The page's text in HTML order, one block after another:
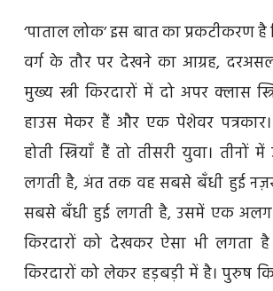
‘पाताल लोक’ इस बात का प्रकटीकरण है
वर्ग के तौर पर देखने का आग्रह, दरअसल
मुख्य स्त्री किरदारों में दो अपर क्लास
हाउस मेकर हैं और एक पेशेवर
होती स्त्रियाँ हैं तो तीसरी युवा।
लगती है, अंत तक वह सबसे बँधी हुई
सबसे बँधी हुई लगती है, उसमें एक अलग
किरदारों को देखकर ऐसा भी लगता है
किरदारों को लेकर हड़बड़ी में है। पुरुष